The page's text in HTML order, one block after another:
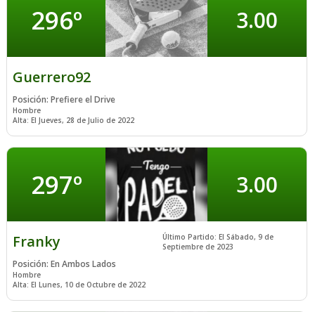
296º 3.00
Guerrero92
Posición: Prefiere el Drive
Hombre
Alta: El Jueves, 28 de Julio de 2022
297º 3.00
Franky
Posición: En Ambos Lados
Hombre
Alta: El Lunes, 10 de Octubre de 2022
Último Partido: El Sábado, 9 de
Septiembre de 2023